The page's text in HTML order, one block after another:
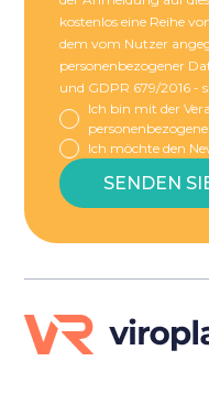
kostenlos eine Reihe
dem vom Nutzer
personenbezogener
und GDPR 679/2016 -
Ich bin mit der
Ich möchte den